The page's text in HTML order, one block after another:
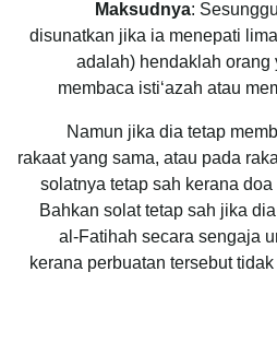
Maksudnya:
disunatkan jika ia menepati
adalah) hendaklah orang
membaca isti‘azah atau
Namun jika dia tetap
rakaat yang sama, atau pada
solatnya tetap sah kerana
Bahkan solat tetap sah jika
al-Fatihah secara sengaja
kerana perbuatan tersebut